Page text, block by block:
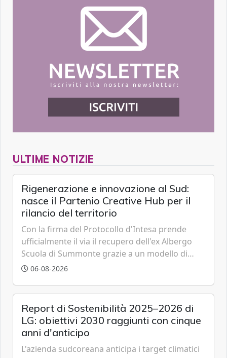
ULTIME NOTIZIE
Rigenerazione e innovazione al Sud:
nasce il Partenio Creative Hub per il
rilancio del territorio
Con la firma del Protocollo d'Intesa prende
ufficialmente il via il recupero dell'ex Albergo
Scuola di Summonte grazie a un modello di
partenariato pubblico-privato e a una rete di
06-08-2026
Report di Sostenibilità 2025–2026 di
LG: obiettivi 2030 raggiunti con cinque
anni d'anticipo
L'azienda sudcoreana anticipa i target climatici